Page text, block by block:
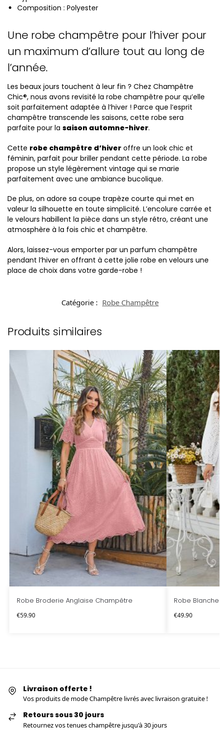
Composition : Polyester
Une robe champêtre pour l’hiver pour
un maximum d’allure tout au long de
l’année.
Les beaux jours touchent à leur fin ? Chez Champêtre
Chic®, nous avons revisité la robe champêtre pour qu’elle
soit parfaitement adaptée à l’hiver ! Parce que l’esprit
champêtre transcende les saisons, cette robe sera
parfaite pour la saison automne-hiver.
Cette robe champêtre d’hiver offre un look chic et
féminin, parfait pour briller pendant cette période. La robe
propose un style légèrement vintage qui se marie
parfaitement avec une ambiance bucolique.
De plus, on adore sa coupe trapèze courte qui met en
valeur la silhouette en toute simplicité. L’encolure carrée et
le velours habillent la pièce dans un style rétro, créant une
atmosphère à la fois chic et champêtre.
Alors, laissez-vous emporter par un parfum champêtre
pendant l’hiver en offrant à cette jolie robe en velours une
place de choix dans votre garde-robe !
Catégorie : Robe Champêtre
Produits similaires
Robe Broderie Anglaise Champêtre
€59.90
Robe
€49.90
Livraison offerte !
Vos produits de mode Champêtre livrés avec livraison gratuite !
Retours sous 30 jours
Retournez vos tenues champêtre jusqu'à 30 jours